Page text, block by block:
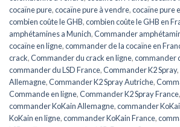
cocaïne pure,cocaïne pure à vendre,cocaïne pure
combien coûte le GHB,combien coûte le GHB en
amphétamines a Munich,Commander
cocaïne en ligne,commander de la cocaïne en
crack,Commander du crack en ligne,commander
commander du LSD France,Commander K2 Spray,
Allemagne,Commander K2 Spray Autriche,
Commande en ligne,Commander K2 Spray France,
commander KoKain Allemagne,commander
KoKain en ligne,commander KoKain France,